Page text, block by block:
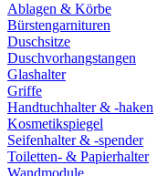
Ablagen & Körbe
Bürstengarnituren
Duschsitze
Duschvorhangstangen
Glashalter
Griffe
Handtuchhalter & -haken
Kosmetikspiegel
Seifenhalter & -spender
Toiletten- & Papierhalter